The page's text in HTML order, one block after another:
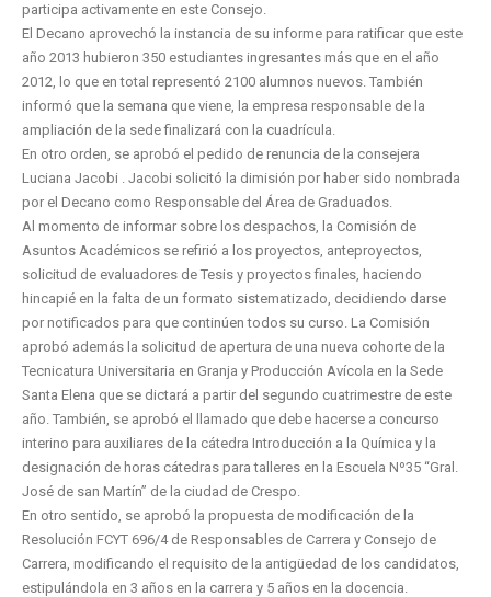
participa activamente en este Consejo.
El Decano aprovechó la instancia de su informe para ratificar que este
año 2013 hubieron 350 estudiantes ingresantes más que en el año
2012, lo que en total representó 2100 alumnos nuevos. También
informó que la semana que viene, la empresa responsable de la
ampliación de la sede finalizará con la cuadrícula.
En otro orden, se aprobó el pedido de renuncia de la consejera
Luciana Jacobi . Jacobi solicitó la dimisión por haber sido nombrada
por el Decano como Responsable del Área de Graduados.
Al momento de informar sobre los despachos, la Comisión de
Asuntos Académicos se refirió a los proyectos, anteproyectos,
solicitud de evaluadores de Tesis y proyectos finales, haciendo
hincapié en la falta de un formato sistematizado, decidiendo darse
por notificados para que continúen todos su curso. La Comisión
aprobó además la solicitud de apertura de una nueva cohorte de la
Tecnicatura Universitaria en Granja y Producción Avícola en la Sede
Santa Elena que se dictará a partir del segundo cuatrimestre de este
año. También, se aprobó el llamado que debe hacerse a concurso
interino para auxiliares de la cátedra Introducción a la Química y la
designación de horas cátedras para talleres en la Escuela Nº35 “Gral.
José de san Martín” de la ciudad de Crespo.
En otro sentido, se aprobó la propuesta de modificación de la
Resolución FCYT 696/4 de Responsables de Carrera y Consejo de
Carrera, modificando el requisito de la antigüedad de los candidatos,
estipulándola en 3 años en la carrera y 5 años en la docencia.